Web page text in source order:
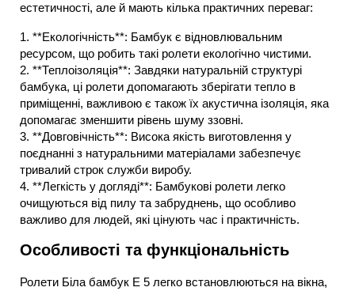
естетичності, але й мають кілька практичних переваг:
1. **Екологічність**: Бамбук є відновлювальним
ресурсом, що робить такі ролети екологічно чистими.
2. **Теплоізоляція**: Завдяки натуральній структурі
бамбука, ці ролети допомагають зберігати тепло в
приміщенні, важливою є також їх акустична ізоляція, яка
допомагає зменшити рівень шуму ззовні.
3. **Довговічність**: Висока якість виготовлення у
поєднанні з натуральними матеріалами забезпечує
тривалий строк служби виробу.
4. **Легкість у догляді**: Бамбукові ролети легко
очищуються від пилу та забруднень, що особливо
важливо для людей, які цінують час і практичність.
Особливості та функціональність
Ролети Біла бамбук E 5 легко встановлюються на вікна,